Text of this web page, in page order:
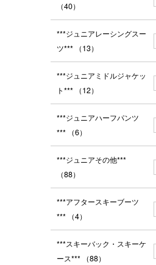
（40）
***ジュニアレーシングスー
ツ*** （13）
***ジュニアミドルジャケッ
ト*** （12）
***ジュニアハーフパンツ
*** （6）
***ジュニアその他***
（88）
***アフタースキーブーツ
*** （4）
***スキーバック・スキーケ
ース*** （88）